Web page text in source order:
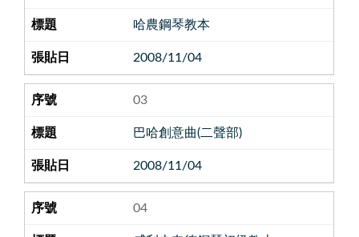
哈農鋼琴教本
2008/11/04
03
巴哈創意曲(二聲部)
2008/11/04
04